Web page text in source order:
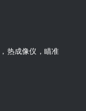
热成像仪，瞄准